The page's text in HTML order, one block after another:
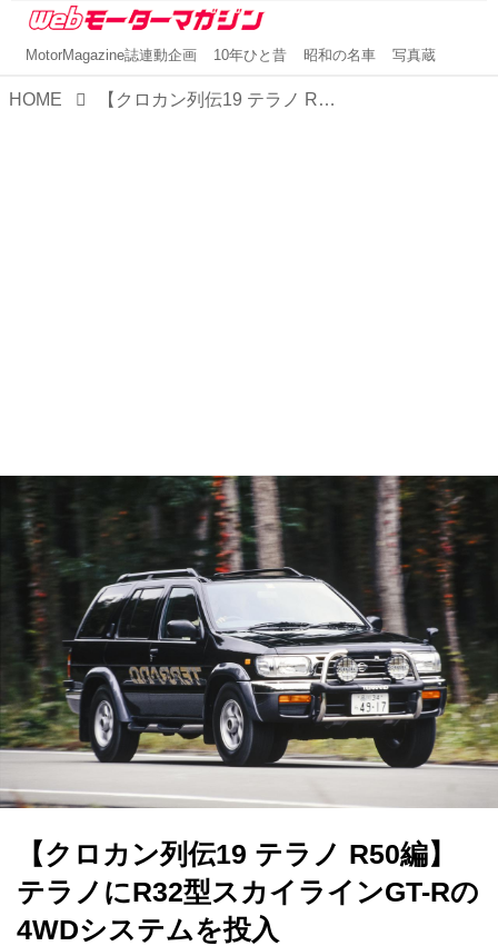
MotorMagazine誌連動企画 10年ひと昔 昭和の名車 写真蔵
HOME 【クロカン列伝19 テラノ R50編】テラノにR32型スカイラインGT-Rの4WDシステムを投入
【クロカン列伝19 テラノ R50編】
テラノにR32型スカイラインGT-Rの
4WDシステムを投入